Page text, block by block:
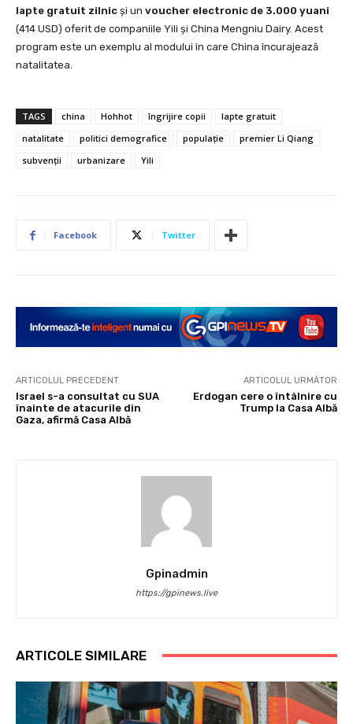
lapte gratuit zilnic și un voucher electronic de 3.000 yuani
(414 USD) oferit de companiile Yili și China Mengniu Dairy. Acest
program este un exemplu al modului în care China încurajează
natalitatea.
TAGS china Hohhot îngrijire copii
lapte gratuit
natalitate
politici demografice populație
premier Li Qiang
subvenții
urbanizare Yili
Facebook Twitter
ARTICOLUL PRECEDENT
Israel s-a consultat cu SUA
înainte de atacurile din
Gaza, afirmă Casa Albă
ARTICOLUL URMĂTOR
Erdogan cere o întâlnire cu
Trump la Casa Albă
Gpinadmin
https://gpinews.live
ARTICOLE SIMILARE